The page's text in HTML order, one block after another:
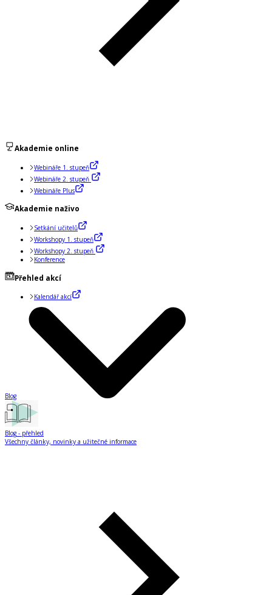
Akademie online
Webináře 1. stupeň
Webináře 2. stupeň
Webináře Plus
Akademie naživo
Setkání učitelů
Workshopy 1. stupeň
Workshopy 2. stupeň
Konference
Přehled akcí
Kalendář akcí
Blog
Blog - přehled
Všechny články, novinky a užitečné informace